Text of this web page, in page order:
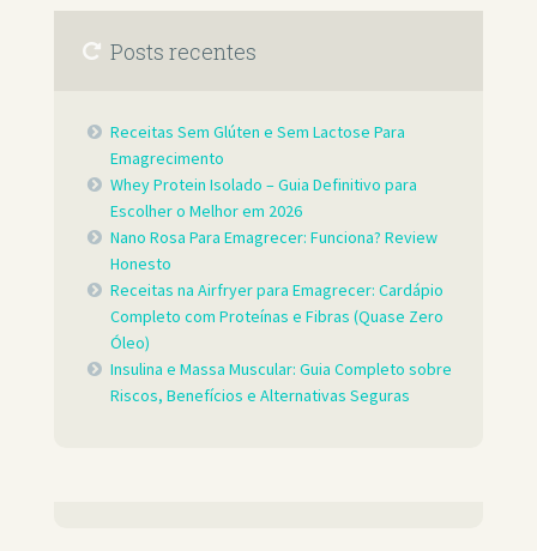
Posts recentes
Receitas Sem Glúten e Sem Lactose Para
Emagrecimento
Whey Protein Isolado – Guia Definitivo para
Escolher o Melhor em 2026
Nano Rosa Para Emagrecer: Funciona? Review
Honesto
Receitas na Airfryer para Emagrecer: Cardápio
Completo com Proteínas e Fibras (Quase Zero
Óleo)
Insulina e Massa Muscular: Guia Completo sobre
Riscos, Benefícios e Alternativas Seguras